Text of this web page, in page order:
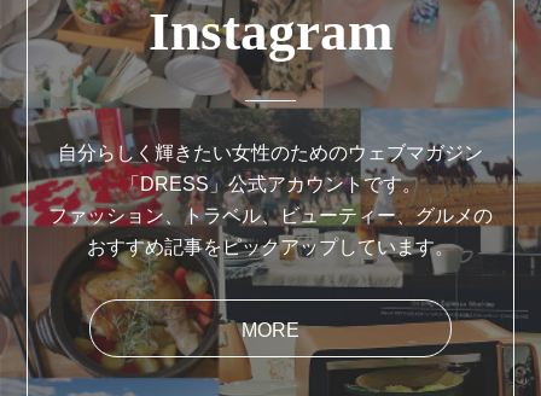
Instagram
自分らしく輝きたい女性のためのウェブマガジン
「DRESS」公式アカウントです。
ファッション、トラベル、ビューティー、グルメの
おすすめ記事をピックアップしています。
MORE